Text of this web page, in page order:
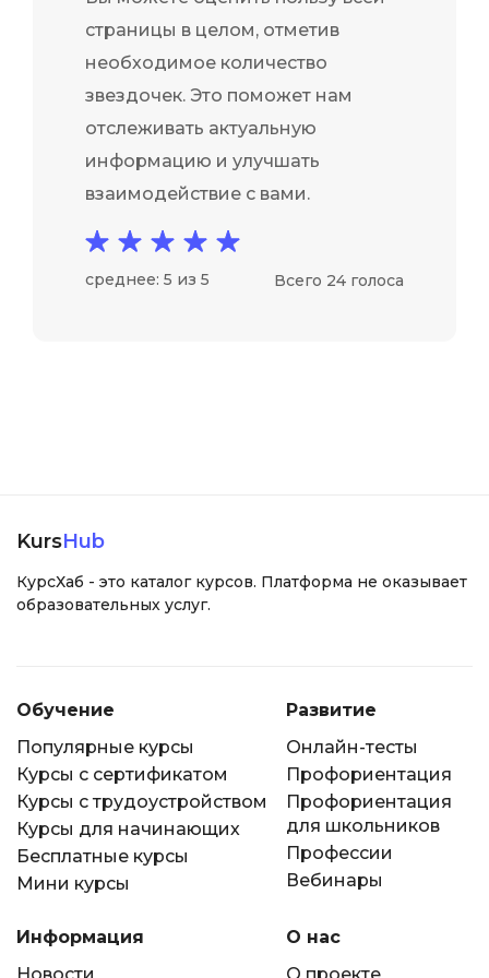
страницы в целом, отметив
необходимое количество
звездочек. Это поможет нам
отслеживать актуальную
информацию и улучшать
взаимодействие с вами.
среднее: 5 из 5 Всего 24 голоса
KursHub
КурсХаб - это каталог курсов. Платформа не оказывает
образовательных услуг.
Обучение
Популярные курсы
Курсы с сертификатом
Курсы с трудоустройством
Курсы для начинающих
Бесплатные курсы
Мини курсы
Развитие
Онлайн-тесты
Профориентация
Профориентация
для школьников
Профессии
Вебинары
Информация
О нас